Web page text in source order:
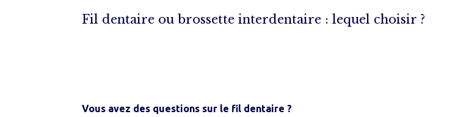
Fil dentaire ou brossette interdentaire : lequel choisir ?
Vous avez des questions sur le fil dentaire ?